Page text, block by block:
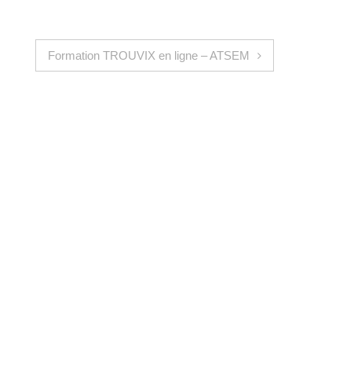
Formation TROUVIX en ligne – ATSEM